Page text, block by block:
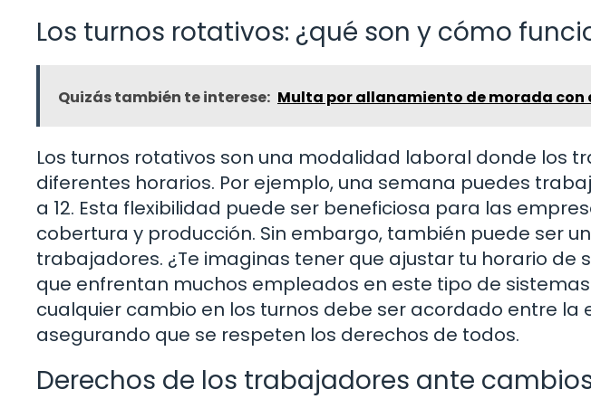
Los turnos rotativos: ¿qué son y cómo
Quizás también te interese: Multa por allanamiento de morada con
Los turnos rotativos son una modalidad laboral donde los
diferentes horarios. Por ejemplo, una semana puedes
a 12. Esta flexibilidad puede ser beneficiosa para las
cobertura y producción. Sin embargo, también puede ser
trabajadores. ¿Te imaginas tener que ajustar tu horario de
que enfrentan muchos empleados en este tipo de
cualquier cambio en los turnos debe ser acordado entre la
asegurando que se respeten los derechos de todos.
Derechos de los trabajadores ante